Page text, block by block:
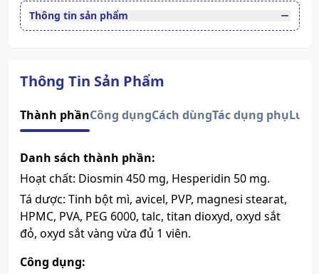
Thông tin sản phẩm
Quy cách
Hộp 5 vỉ x 10 viên
GIANG (DHG)
Nước sản xuất
Việt Nam
hiệu
Việt Nam
Số đăng ký
VD-22030-14 Sao chép
Hướng dẫn tra cứu số đăng ký thuốc được cấp phép
Thành phần chính Diosmin, Hesperidin
Chú ý
Mọi thông tin dưới đây đã được
Thông Tin Sản Phẩm
Thành phầnCông dụngCách dùngTác dụng phụLưu
Danh sách thành phần:
Hoạt chất: Diosmin 450 mg, Hesperidin 50 mg.
Tá dược: Tinh bột mì, avicel, PVP, magnesi stearat,
HPMC, PVA, PEG 6000, talc, titan dioxyd, oxyd sắt
đỏ, oxyd sắt vàng vừa đủ 1 viên.
Công dụng: